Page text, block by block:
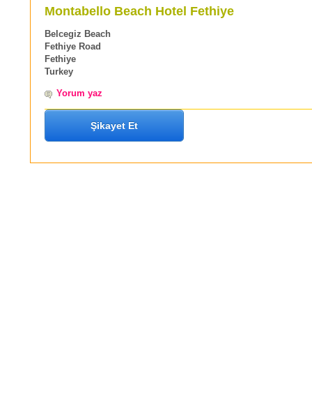
Montabello Beach Hotel Fethiye
Belcegiz Beach
Fethiye Road
Fethiye
Turkey
Yorum yaz
Şikayet Et